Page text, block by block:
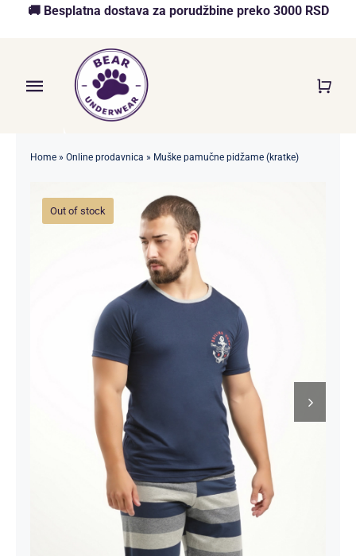
🚚 Besplatna dostava za porudžbine preko 3000 RSD
Toggle
Navigation
O nama
Home» Online prodavnica » Muške pamučne pidžame (kratke)
Out of stock